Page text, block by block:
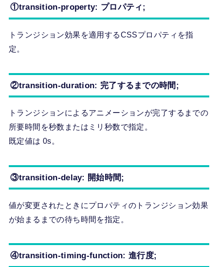
①transition-property: プロパティ;
トランジション効果を適用するCSSプロパティを指
定。
②transition-duration: 完了するまでの時間;
トランジションによるアニメーションが完了するまでの
所要時間を秒数またはミリ秒数で指定。
既定値は 0s。
③transition-delay: 開始時間;
値が変更されたときにプロパティのトランジション効果
が始まるまでの待ち時間を指定。
④transition-timing-function: 進行度;